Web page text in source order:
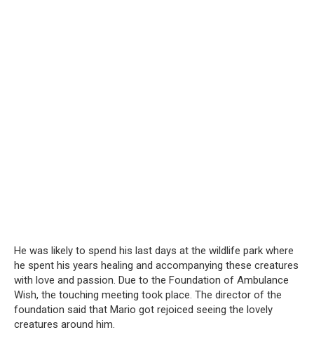
He was likely to spend his last days at the wildlife park where
he spent his years healing and accompanying these creatures
with love and passion. Due to the Foundation of Ambulance
Wish, the touching meeting took place. The director of the
foundation said that Mario got rejoiced seeing the lovely
creatures around him.